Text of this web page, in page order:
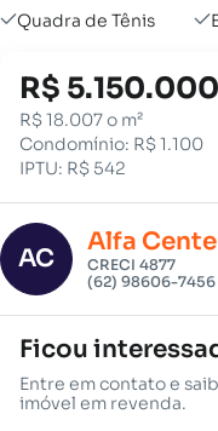
Quadra de Tênis
R$ 5.150.000
R$ 18.007 o m²
Condomínio: R$ 1.100
IPTU: R$ 542
AC
Alfa
CRECI 4877
(62) 98606-7456
Ficou
Entre em contato e
imóvel em revenda.